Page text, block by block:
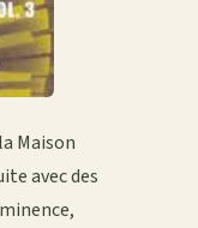
Maison
avec des